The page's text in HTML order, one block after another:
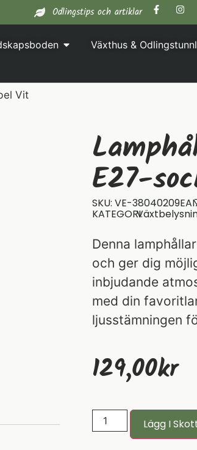
Odlingstips och artiklar
Växthus &
Vit
E27-
SKU: VE-38040209
KATEGORI:
Denna
och ger dig
inbjudande
med din
ljusstämningen
129,00Kr
Lägg I